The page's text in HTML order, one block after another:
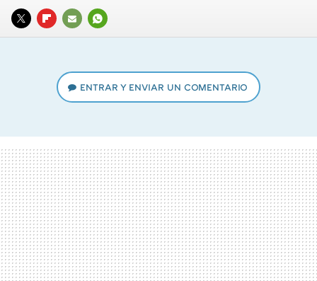
TWITTERFLIPBOARD
E-
WHATSAPP
ENTRAR Y ENVIAR UN COMENTARIO